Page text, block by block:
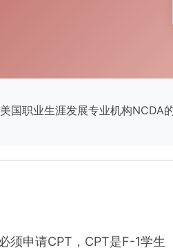
国职业生涯发展专业机构
须申请CPT，CPT是F-1学生